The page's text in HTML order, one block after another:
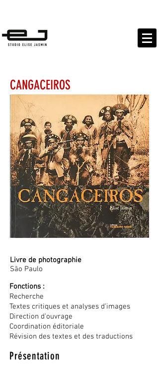
CANGACEIROS
Livre de photographie
São Paulo
Fonctions :
Recherche
Textes critiques et analyses d'images
Direction d'ouvrage
Coordination éditoriale
Révision des textes et des traductions
Présentation